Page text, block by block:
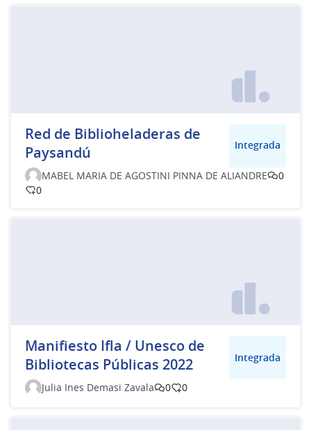
Red de Biblioheladeras de
Paysandú
Integrada
MABEL MARIA DE AGOSTINI PINNA DE ALIANDRE
0
0
Manifiesto Ifla / Unesco de
Bibliotecas Públicas 2022
Integrada
Julia Ines Demasi Zavala 0 0